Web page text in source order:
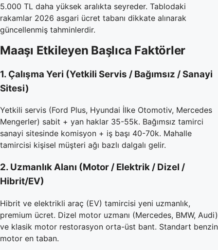
5.000 TL daha yüksek aralıkta seyreder. Tablodaki
rakamlar 2026 asgari ücret tabanı dikkate alınarak
güncellenmiş tahminlerdir.
Maaşı Etkileyen Başlıca Faktörler
1. Çalışma Yeri (Yetkili Servis / Bağımsız / Sanayi
Sitesi)
Yetkili servis (Ford Plus, Hyundai İlke Otomotiv, Mercedes
Mengerler) sabit + yan haklar 35-55k. Bağımsız tamirci
sanayi sitesinde komisyon + iş başı 40-70k. Mahalle
tamircisi kişisel müşteri ağı bazlı dalgalı gelir.
2. Uzmanlık Alanı (Motor / Elektrik / Dizel /
Hibrit/EV)
Hibrit ve elektrikli araç (EV) tamircisi yeni uzmanlık,
premium ücret. Dizel motor uzmanı (Mercedes, BMW, Audi)
ve klasik motor restorasyon orta-üst bant. Standart benzin
motor en taban.